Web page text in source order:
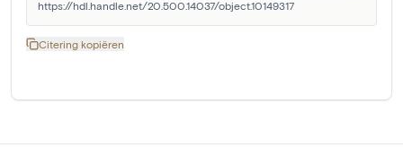
https://hdl.handle.net/20.500.14037/object.10149317
Citering kopiëren